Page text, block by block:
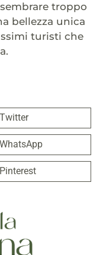
Twitter
WhatsApp
Pinterest
troppo
bellezza unica
turisti che